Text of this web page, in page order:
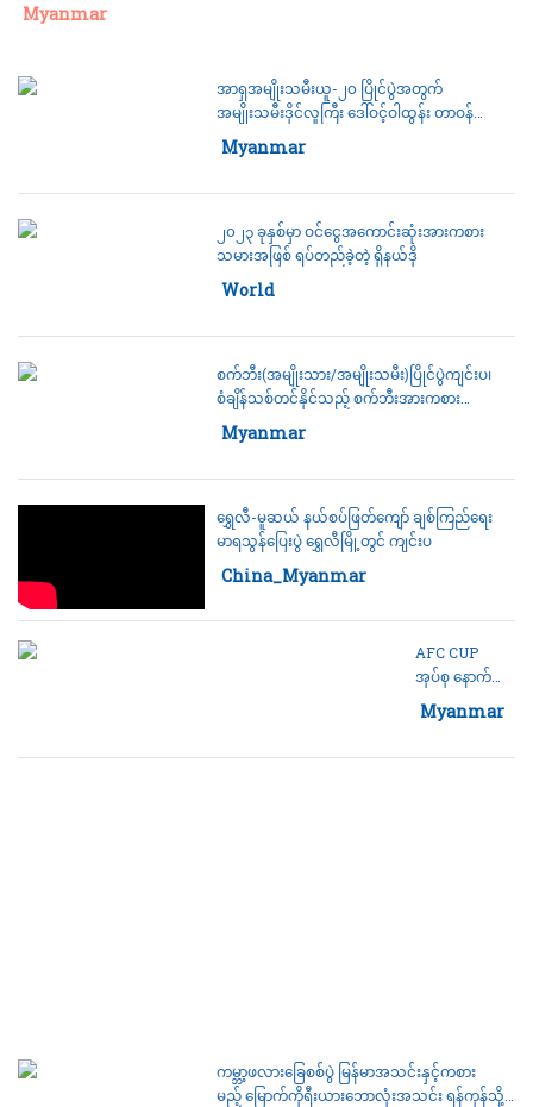
Category:
Myanmar
အာရှအမျိုးသမီးယူ-၂၀ ပြိုင်ပွဲအတွက်
အမျိုးသမီးဒိုင်လူကြီး ဒေါ်ဝင့်ဝါထွန်း တာဝန်
ပေးအပ်ခံရ
Category:
Myanmar
၂၀၂၃ ခုနှစ်မှာ ဝင်ငွေအကောင်းဆုံးအားကစား
သမားအဖြစ် ရပ်တည်ခဲ့တဲ့ ရိုနယ်ဒို
Category:
World
စက်ဘီး(အမျိုးသား/အမျိုးသမီး)ပြိုင်ပွဲကျင်းပ၊
စံချိန်သစ်တင်နိုင်သည့် စက်ဘီးအားကစား
သမား(၂)ဦး ထွက်ပေါ်
Category:
Myanmar
ရွှေလီ-မူဆယ် နယ်စပ်ဖြတ်ကျော် ချစ်ကြည်ရေး
မာရသွန်ပြေးပွဲ ရွှေလီမြို့တွင် ကျင်းပ
Category:
China_Myanmar
AFC CUP
အုပ်စု နောက်ဆုံး
ပွဲတွင် ရှမ်းယူနို
က်တက် အသင်း
Category:
Myanmar
ကမ္ဘာ့ဖလားခြေစစ်ပွဲ မြန်မာအသင်းနှင့်ကစား
မည့် မြောက်ကိုရီးယားဘောလုံးအသင်း ရန်ကုန်သို့